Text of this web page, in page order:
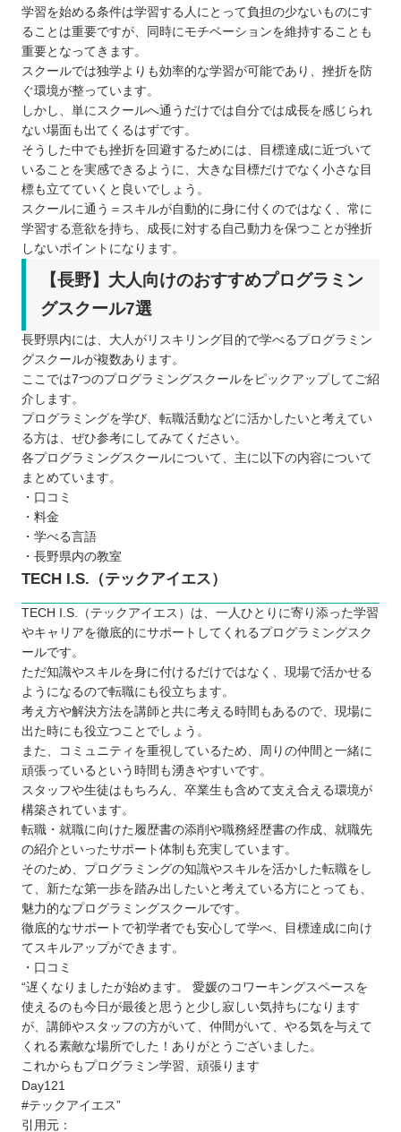
学習を始める条件は学習する人にとって負担の少ないものにす
ることは重要ですが、同時にモチベーションを維持することも
重要となってきます。
スクールでは独学よりも効率的な学習が可能であり、挫折を防
ぐ環境が整っています。
しかし、単にスクールへ通うだけでは自分では成長を感じられ
ない場面も出てくるはずです。
そうした中でも挫折を回避するためには、目標達成に近づいて
いることを実感できるように、大きな目標だけでなく小さな目
標も立てていくと良いでしょう。
スクールに通う＝スキルが自動的に身に付くのではなく、常に
学習する意欲を持ち、成長に対する自己動力を保つことが挫折
しないポイントになります。
【長野】大人向けのおすすめプログラミン
グスクール7選
長野県内には、大人がリスキリング目的で学べるプログラミン
グスクールが複数あります。
ここでは7つのプログラミングスクールをピックアップしてご紹
介します。
プログラミングを学び、転職活動などに活かしたいと考えてい
る方は、ぜひ参考にしてみてください。
各プログラミングスクールについて、主に以下の内容について
まとめています。
・口コミ
・料金
・学べる言語
・長野県内の教室
TECH I.S.（テックアイエス）
TECH I.S.（テックアイエス）は、一人ひとりに寄り添った学習
やキャリアを徹底的にサポートしてくれるプログラミングスク
ールです。
ただ知識やスキルを身に付けるだけではなく、現場で活かせる
ようになるので転職にも役立ちます。
考え方や解決方法を講師と共に考える時間もあるので、現場に
出た時にも役立つことでしょう。
また、コミュニティを重視しているため、周りの仲間と一緒に
頑張っているという時間も湧きやすいです。
スタッフや生徒はもちろん、卒業生も含めて支え合える環境が
構築されています。
転職・就職に向けた履歴書の添削や職務経歴書の作成、就職先
の紹介といったサポート体制も充実しています。
そのため、プログラミングの知識やスキルを活かした転職をし
て、新たな第一歩を踏み出したいと考えている方にとっても、
魅力的なプログラミングスクールです。
徹底的なサポートで初学者でも安心して学べ、目標達成に向け
てスキルアップができます。
・口コミ
“遅くなりましたが始めます。 愛媛のコワーキングスペースを
使えるのも今日が最後と思うと少し寂しい気持ちになります
が、講師やスタッフの方がいて、仲間がいて、やる気を与えて
くれる素敵な場所でした！ありがとうございました。
これからもプログラミン学習、頑張ります
Day121
#テックアイエス”
引用元：